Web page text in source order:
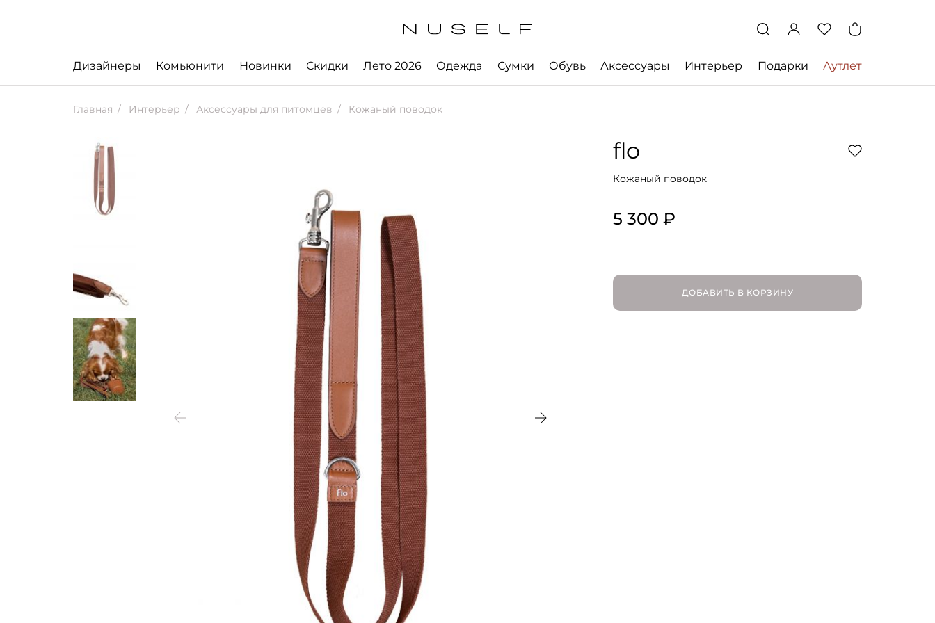
Дизайнеры Комьюнити Новинки Скидки Лето 2026 Одежда Сумки Обувь Аксессуары Интерьер Подарки Аутлет
Главная Интерьер Аксессуары для питомцев Кожаный поводок
flo
Кожаный поводок
5 300 ₽
ДОБАВИТЬ В КОРЗИНУ